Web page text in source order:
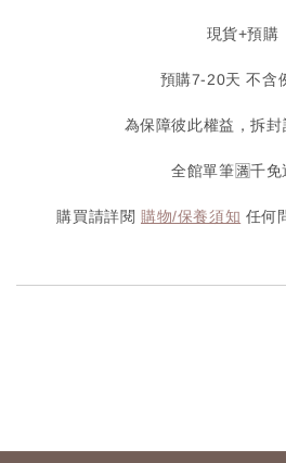
現貨+預購
預購7-20天 不含
為保障彼此權益，拆
全館單筆🈵️千免
購買請詳閱 購物/保養須知 任何